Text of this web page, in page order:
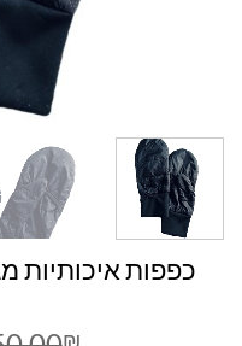
כפפות איכותיות
₪